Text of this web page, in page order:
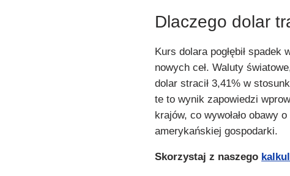
Dlaczego dolar
Kurs dolara pogłębił spadek
nowych ceł. Waluty
dolar stracił 3,41% w
te to wynik zapowiedzi
krajów, co wywołało obawy
amerykańskiej gospodarki.
Skorzystaj z naszego